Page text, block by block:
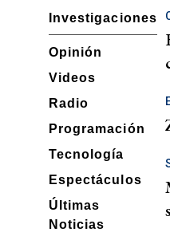
Investigaciones
Opinión
Videos
Radio
Programación
Tecnología
Espectáculos
Últimas
Noticias